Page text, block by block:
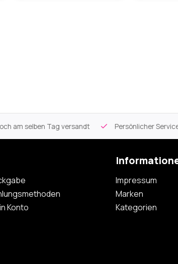
am selben Tag versandt Persönlicher Service
Konto
Impressum
Marken
Kategorien